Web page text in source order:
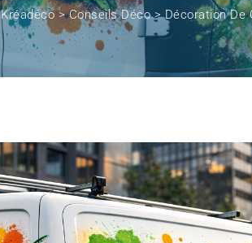
Kréadéco>Conseils Déco>Décoration De